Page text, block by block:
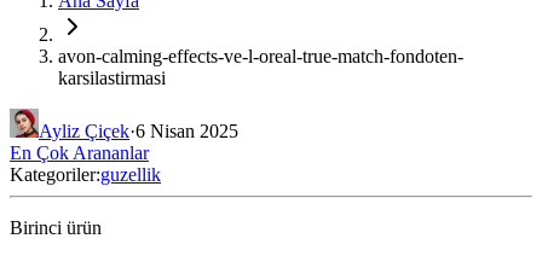
avon-calming-effects-ve-l-oreal-true-match-fondoten-
karsilastirmasi
Ayliz Çiçek·6 Nisan 2025
En Çok Arananlar
Kategoriler:guzellik
Birinci ürün